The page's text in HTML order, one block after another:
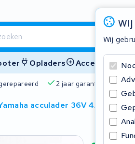
Opladers Accessoires
2 jaar garantie
Wij
Wij
acculader 36V 4A